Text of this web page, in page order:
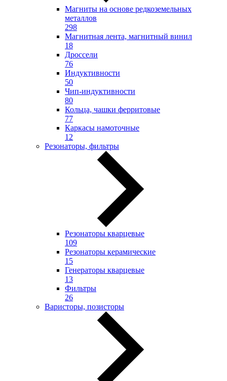
Магниты на основе редкоземельных
металлов
298
Магнитная лента, магнитный винил
18
Дроссели
76
Индуктивности
50
Чип-индуктивности
80
Кольца, чашки ферритовые
77
Каркасы намоточные
12
Резонаторы, фильтры
Резонаторы кварцевые
109
Резонаторы керамические
15
Генераторы кварцевые
13
Фильтры
26
Варисторы, позисторы